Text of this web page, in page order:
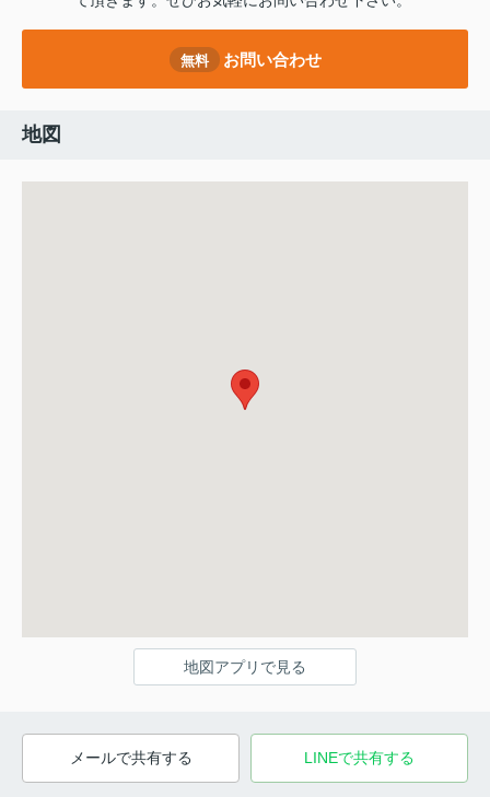
無料 お問い合わせ
地図
地図アプリで見る
メールで共有する LINEで共有する